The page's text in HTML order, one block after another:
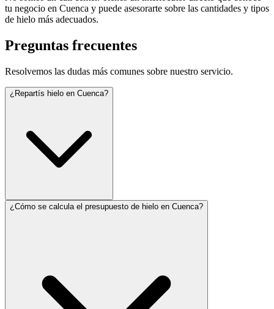
tu negocio en Cuenca y puede asesorarte sobre las cantidades y tipos
de hielo más adecuados.
Preguntas frecuentes
Resolvemos las dudas más comunes sobre nuestro servicio.
¿Repartís hielo en Cuenca?
¿Cómo se calcula el presupuesto de hielo en Cuenca?